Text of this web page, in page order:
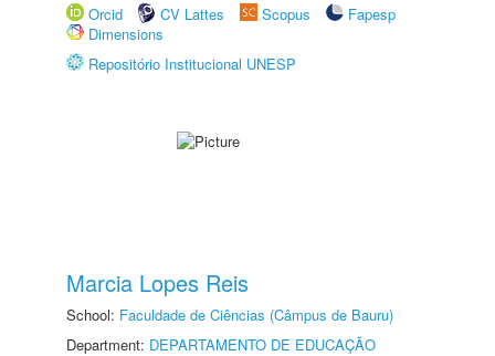
Orcid
CV Lattes Scopus
Fapesp
Dimensions
Repositório Institucional UNESP
Marcia Lopes Reis
School: Faculdade de Ciências (Câmpus de Bauru)
Department: DEPARTAMENTO DE EDUCAÇÃO